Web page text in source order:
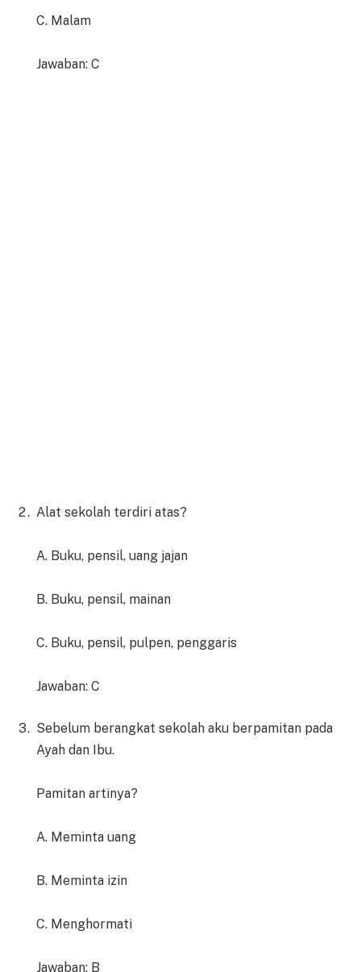
C. Malam
Jawaban: C
Alat sekolah terdiri atas?
A. Buku, pensil, uang jajan
B. Buku, pensil, mainan
C. Buku, pensil, pulpen, penggaris
Jawaban: C
Sebelum berangkat sekolah aku berpamitan pada
Ayah dan Ibu.
Pamitan artinya?
A. Meminta uang
B. Meminta izin
C. Menghormati
Jawaban: B